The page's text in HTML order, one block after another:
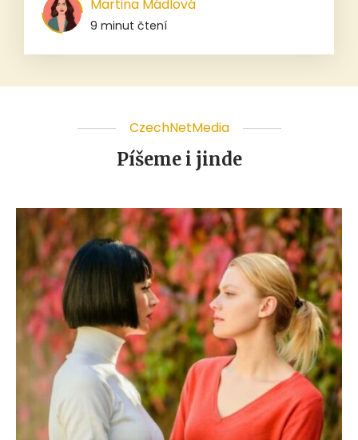
Martina Mádlová
9 minut čtení
CzechNetMedia
Píšeme i jinde